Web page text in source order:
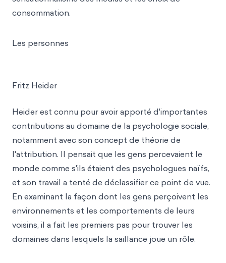
consommation.
Les personnes
Fritz Heider
Heider est connu pour avoir apporté d'importantes
contributions au domaine de la psychologie sociale,
notamment avec son concept de théorie de
l'attribution. Il pensait que les gens percevaient le
monde comme s'ils étaient des psychologues naïfs,
et son travail a tenté de déclassifier ce point de vue.
En examinant la façon dont les gens perçoivent les
environnements et les comportements de leurs
voisins, il a fait les premiers pas pour trouver les
domaines dans lesquels la saillance joue un rôle.